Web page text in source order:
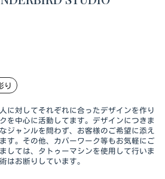
り
に対してそれぞれに合ったデザインを作り
を中心に活動してます。デザインにつきま
ジャンルを問わず、お客様のご希望に添え
す。その他、カバーワーク等もお気軽にご
しては、タトゥーマシンを使用して行いま
はお断りしています。